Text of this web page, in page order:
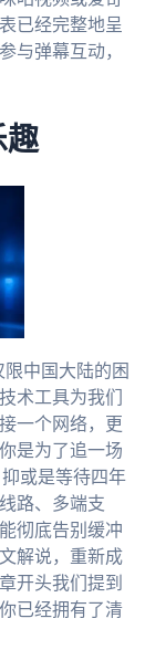
已经完整地呈
与弹幕互动，
趣
中国大陆的困
术工具为我们
一个网络，更
是为了追一场
或是等待四年
路、多端支
彻底告别缓冲
解说，重新成
开头我们提到
已经拥有了清